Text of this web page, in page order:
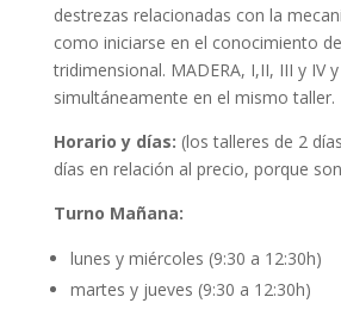
destrezas relacionadas con la
como iniciarse en el conocimiento
tridimensional. MADERA, I,II, III y IV
simultáneamente en el mismo taller.
Horario y días: (los talleres de 2
días en relación al precio, porque
Turno Mañana:
lunes y miércoles (9:30 a 12:30h)
martes y jueves (9:30 a 12:30h)